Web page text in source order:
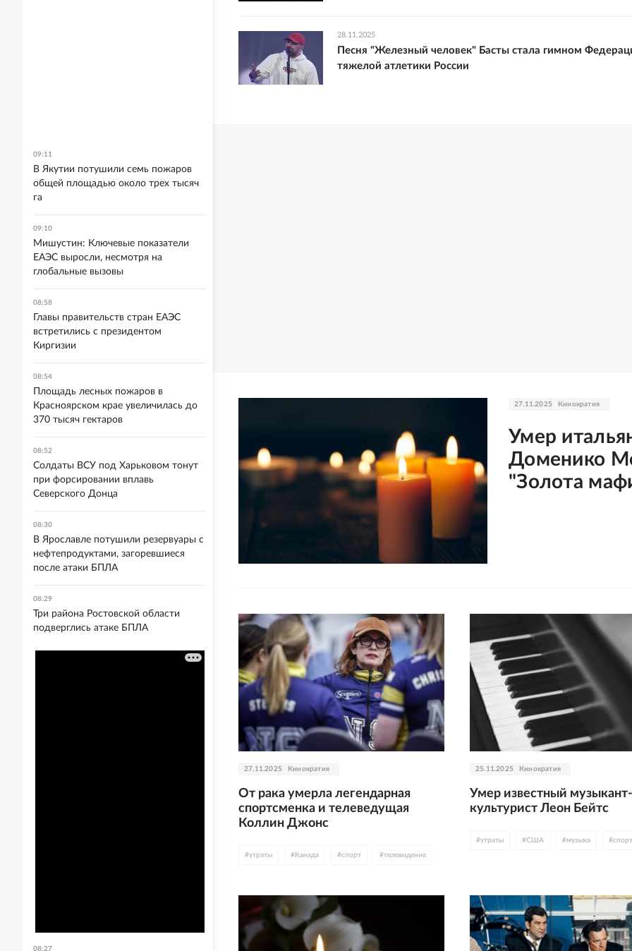
28.11.2025
Песня "Железный человек" Басты стала гимном
тяжелой атлетики России
27.11.2025 Кинократия
Умер
Доменико
"Золота
27.11.2025 Кинократия
От рака умерла легендарная
спортсменка и телеведущая
Коллин Джонс
#утраты # Канада #спорт #телевидение
25.11.2025 Кинократия
Умер известный музыкант-
культурист Леон Бейтс
#утраты #США #музыка #спорт
09:11
В Якутии потушили семь пожаров
общей площадью около трех тысяч
га
09:10
Мишустин: Ключевые показатели
ЕАЭС выросли, несмотря на
глобальные вызовы
08:58
Главы правительств стран ЕАЭС
встретились с президентом
Киргизии
08:54
Площадь лесных пожаров в
Красноярском крае увеличилась до
370 тысяч гектаров
08:52
Солдаты ВСУ под Харьковом тонут
при форсировании вплавь
Северского Донца
08:30
В Ярославле потушили резервуары с
нефтепродуктами, загоревшиеся
после атаки БПЛА
08:29
Три района Ростовской области
подверглись атаке БПЛА
08:27